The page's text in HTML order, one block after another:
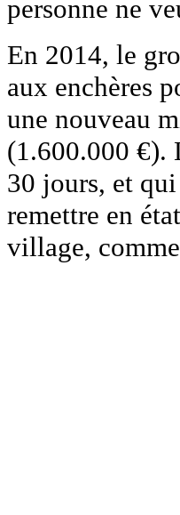
personne ne
En 2014, le
aux enchères
une nouveau
(1.600.000 €).
30 jours, et
remettre en
village,